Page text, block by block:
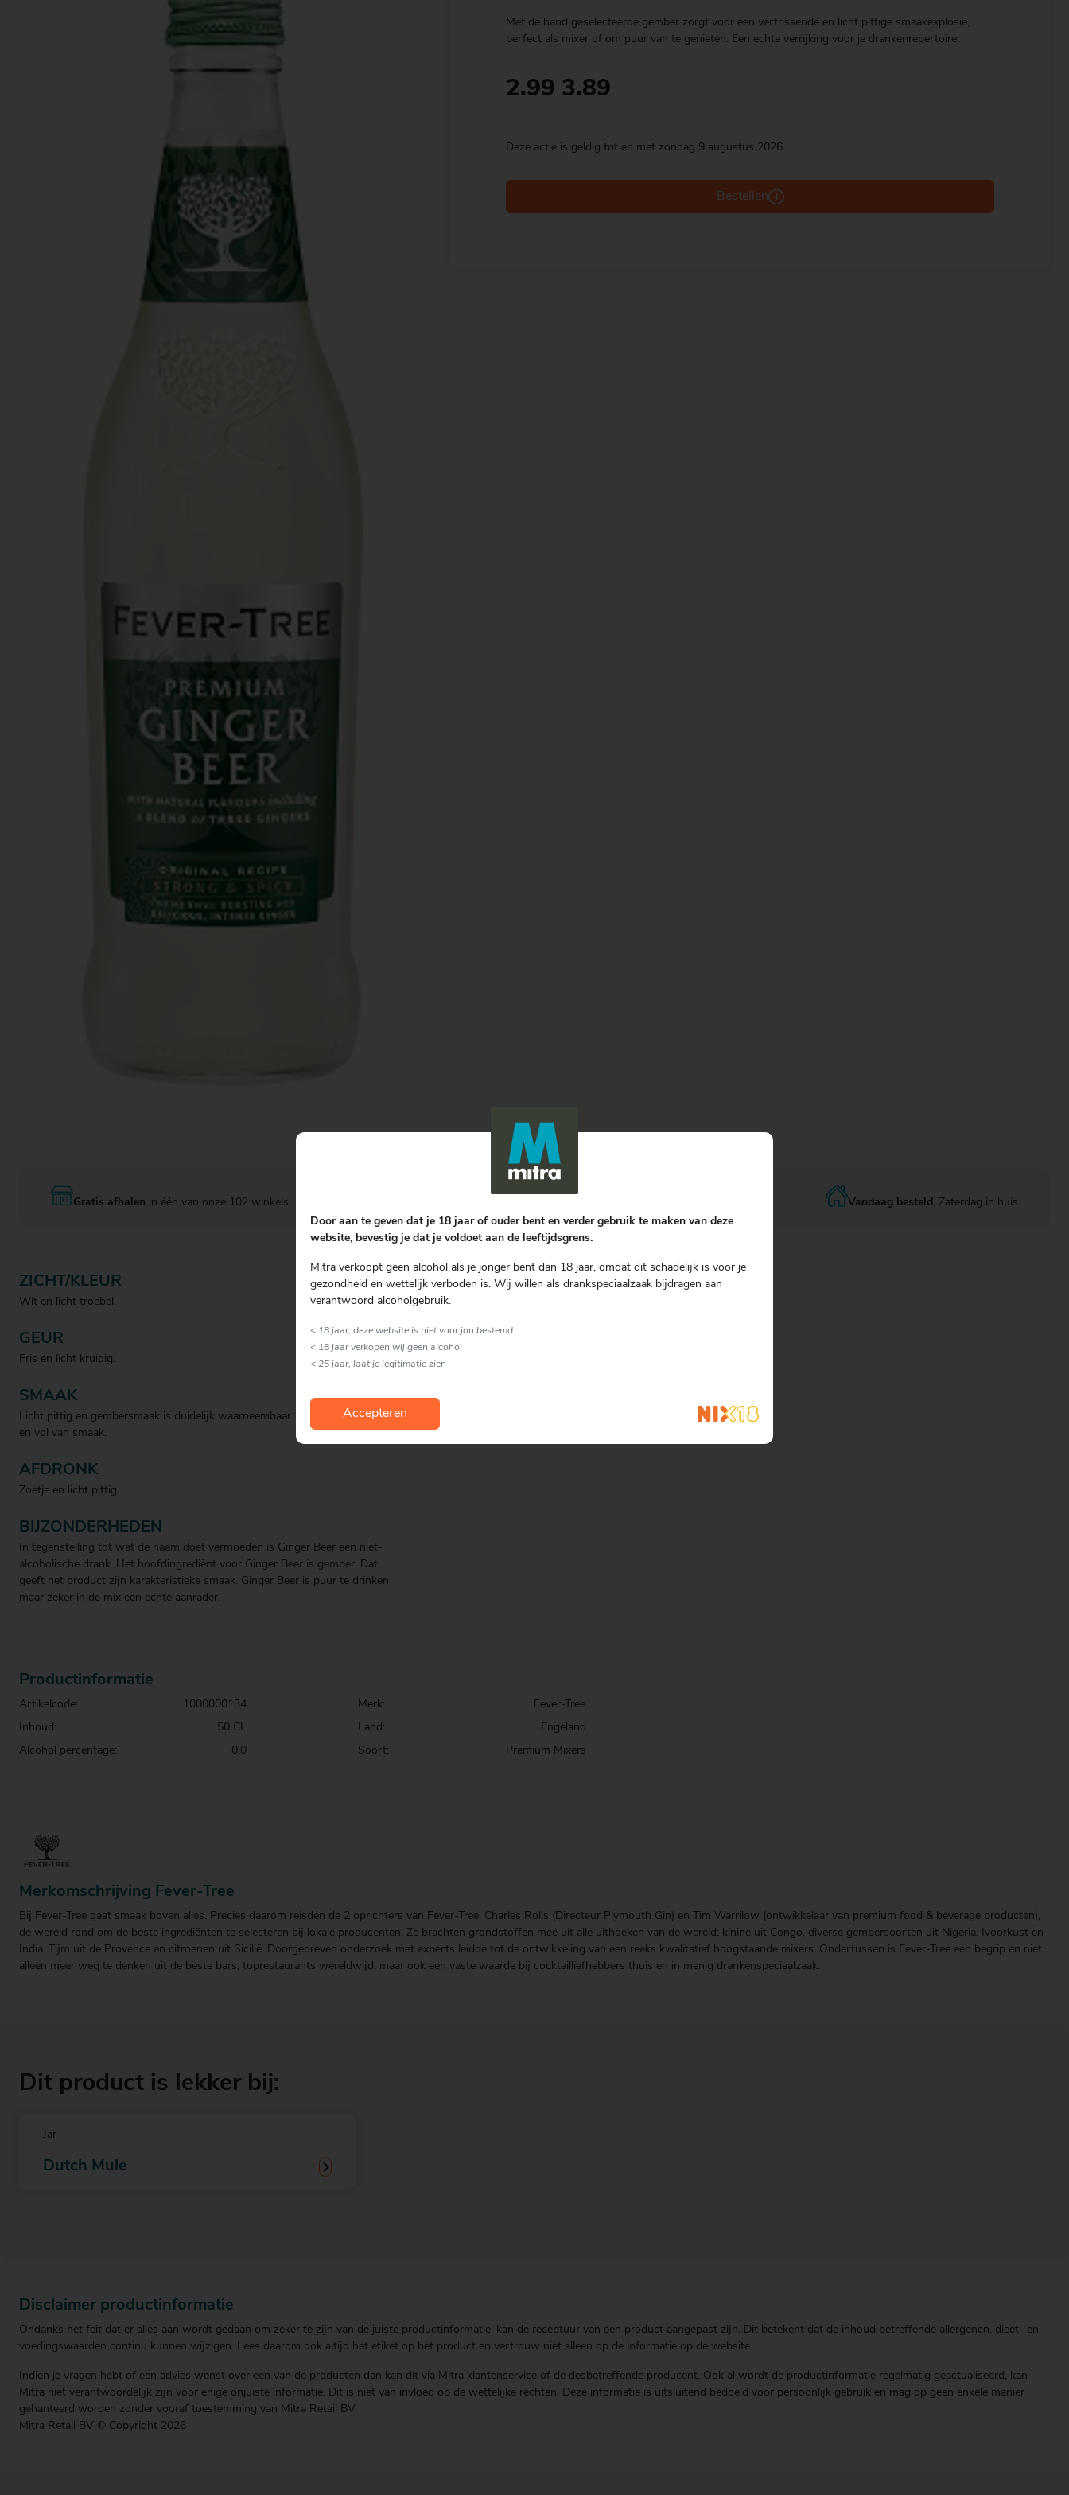
Met de hand geselecteerde gember zorgt voor een verfrissende en licht pittige smaakexplosie,
perfect als mixer of om puur van te genieten. Een echte verrijking voor je drankenrepertoire.
2.99 3.89
Deze actie is geldig tot en met zondag 9 augustus 2026
Bestellen
Gratis afhalen in één van onze 102 winkels Vandaag besteld, Zaterdag in huis
ZICHT/KLEUR
Wit en licht troebel.
GEUR
Fris en licht kruidig.
SMAAK
Licht pittig en gembersmaak is duidelijk waarneembaar. Verder verfrissend
en vol van smaak.
AFDRONK
Zoetje en licht pittig.
BIJZONDERHEDEN
In tegenstelling tot wat de naam doet vermoeden is Ginger Beer een niet-
alcoholische drank. Het hoofdingrediënt voor Ginger Beer is gember. Dat
geeft het product zijn karakteristieke smaak. Ginger Beer is puur te drinken
maar zeker in de mix een echte aanrader.
Nog geen reviews
Productinformatie
Artikelcode:
1000000134
Inhoud:
50 CL
Alcohol percentage:
0,0
Merk:
Fever-Tree
Land:
Engeland
Soort:
Premium Mixers
Merkomschrijving Fever-Tree
Bij Fever-Tree gaat smaak boven alles. Precies daarom reisden de 2 oprichters van Fever-Tree, Charles Rolls (Directeur Plymouth Gin) en Tim Warrilow (ontwikkelaar van premium food & beverage producten),
de wereld rond om de beste ingrediënten te selecteren bij lokale producenten. Ze brachten grondstoffen mee uit alle uithoeken van de wereld: kinine uit Congo, diverse gembersoorten uit Nigeria, Ivoorkust en
India. Tijm uit de Provence en citroenen uit Sicilië. Doorgedreven onderzoek met experts leidde tot de ontwikkeling van een reeks kwalitatief hoogstaande mixers. Ondertussen is Fever-Tree een begrip en niet
alleen meer weg te denken uit de beste bars, toprestaurants wereldwijd, maar ook een vaste waarde bij cocktailliefhebbers thuis en in menig drankenspeciaalzaak.
Dit product is lekker bij:
Jar
Dutch Mule
Disclaimer productinformatie
Ondanks het feit dat er alles aan wordt gedaan om zeker te zijn van de juiste productinformatie, kan de receptuur van een product aangepast zijn. Dit betekent dat de inhoud betreffende allergenen, dieet- en
voedingswaarden continu kunnen wijzigen. Lees daarom ook altijd het etiket op het product en vertrouw niet alleen op de informatie op de website.
Indien je vragen hebt of een advies wenst over een van de producten dan kan dit via Mitra klantenservice of de desbetreffende producent. Ook al wordt de productinformatie regelmatig geactualiseerd, kan
Mitra niet verantwoordelijk zijn voor enige onjuiste informatie. Dit is niet van invloed op de wettelijke rechten. Deze informatie is uitsluitend bedoeld voor persoonlijk gebruik en mag op geen enkele manier
gehanteerd worden zonder vooraf toestemming van Mitra Retail BV.
Mitra Retail BV © Copyright 2026
Door aan te geven dat je 18 jaar of ouder bent en verder gebruik te maken van deze
website, bevestig je dat je voldoet aan de leeftijdsgrens.
Mitra verkoopt geen alcohol als je jonger bent dan 18 jaar, omdat dit schadelijk is voor je
gezondheid en wettelijk verboden is. Wij willen als drankspeciaalzaak bijdragen aan
verantwoord alcoholgebruik.
< 18 jaar, deze website is niet voor jou bestemd
< 18 jaar verkopen wij geen alcohol
< 25 jaar, laat je legitimatie zien
Accepteren